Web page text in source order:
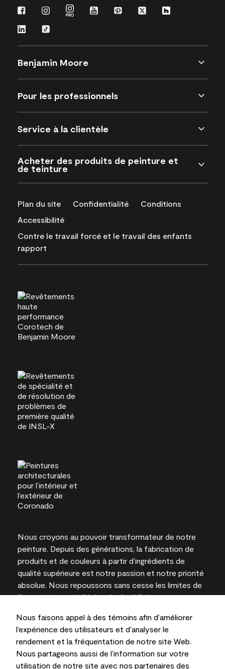
Nous faisons appel à des témoins afin d’améliorer
l’expérience des utilisateurs et d’analyser le
rendement et la fréquentation de notre site Web.
Nous partageons aussi de l’information sur votre
utilisation de notre site avec nos partenaires des
Benjamin Moore
Pour les professionnels
Service à la clientèle
Acheter des produits de peinture et
de teinture
Plan du site Confidentialité
Conditions
Accessibilité
Contre le travail forcé et le travail des enfants
rapport
Nous croyons au pouvoir transformateur de notre
peinture. Depuis des générations, la fabrication de
produits et de couleurs à partir d’ingrédients de
qualité supérieure est notre passion et notre priorité
absolue. Nous repoussons sans cesse les limites de
l’innovation et privilégions la durabilité pour
l’expertise locale.
Les couleurs représentées à l’écran et sur les